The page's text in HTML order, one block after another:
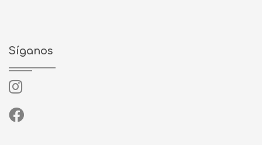
Síganos